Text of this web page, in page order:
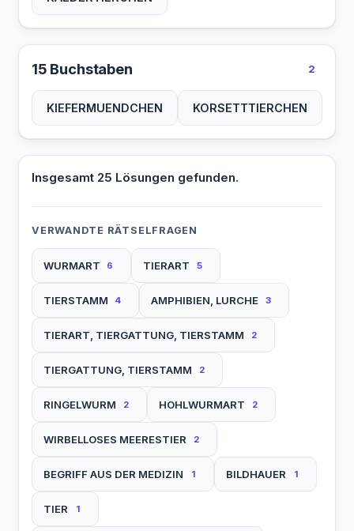
15 Buchstaben 2
KIEFERMUENDCHEN KORSETTTIERCHEN
Insgesamt 25 Lösungen gefunden.
VERWANDTE RÄTSELFRAGEN
WURMART 6 TIERART 5
TIERSTAMM 4 AMPHIBIEN, LURCHE 3
TIERART, TIERGATTUNG, TIERSTAMM 2
TIERGATTUNG, TIERSTAMM 2
RINGELWURM 2 HOHLWURMART 2
WIRBELLOSES MEERESTIER 2
BEGRIFF AUS DER MEDIZIN 1 BILDHAUER 1
TIER 1